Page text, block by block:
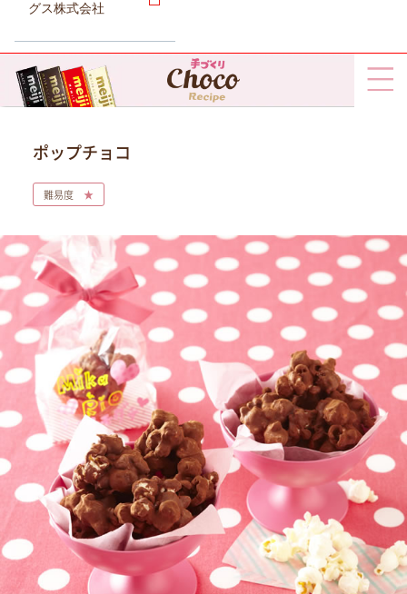
グス株式会社
ポップチョコ
難易度 ★